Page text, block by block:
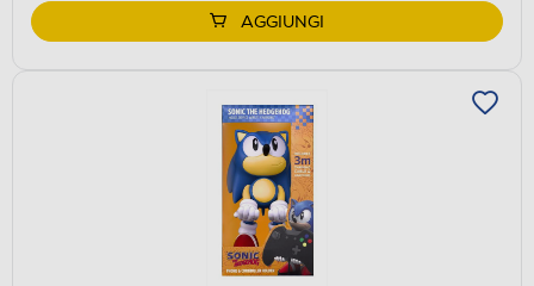
AGGIUNGI